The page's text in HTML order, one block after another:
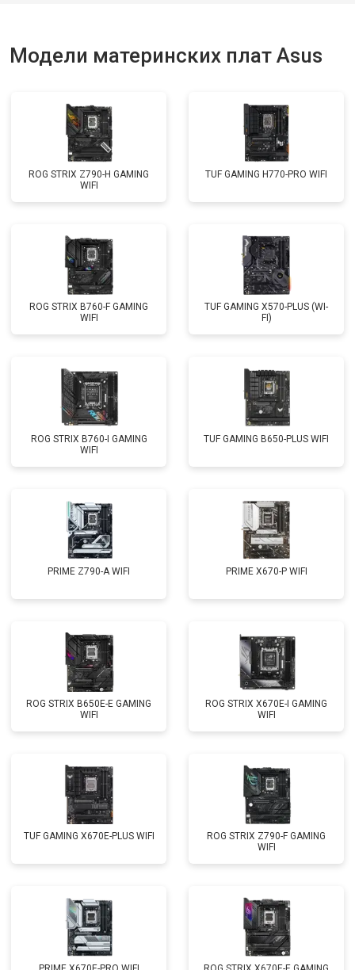
Модели материнских плат Asus
ROG STRIX Z790-H GAMING
WIFI
TUF GAMING H770-PRO WIFI
ROG STRIX B760-F GAMING
WIFI
TUF GAMING X570-PLUS (WI-
FI)
ROG STRIX B760-I GAMING
WIFI
TUF GAMING B650-PLUS WIFI
PRIME Z790-A WIFI PRIME X670-P WIFI
ROG STRIX B650E-E GAMING
WIFI
ROG STRIX X670E-I GAMING
WIFI
TUF GAMING X670E-PLUS WIFI
ROG STRIX Z790-F GAMING
WIFI